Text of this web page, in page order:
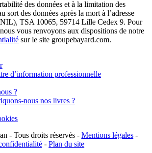
des données et à la limitation des
sort des données après la mort à l’adresse
TSA 10065, 59714 Lille Cedex 9. Pour
vous renvoyons aux dispositions de notre
sur le site groupebayard.com.
d’information professionnelle
?
nous nos livres ?
- Tous droits réservés - Mentions légales -
- Plan du site